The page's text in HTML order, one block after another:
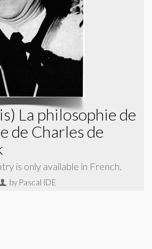
La philosophie de
de Charles de
is only available in French.
by Pascal IDE